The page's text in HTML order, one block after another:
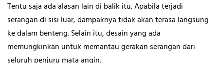
Tentu saja ada alasan lain di balik itu. Apabila terjadi
serangan di sisi luar, dampaknya tidak akan terasa langsung
ke dalam benteng. Selain itu, desain yang ada
memungkinkan untuk memantau gerakan serangan dari